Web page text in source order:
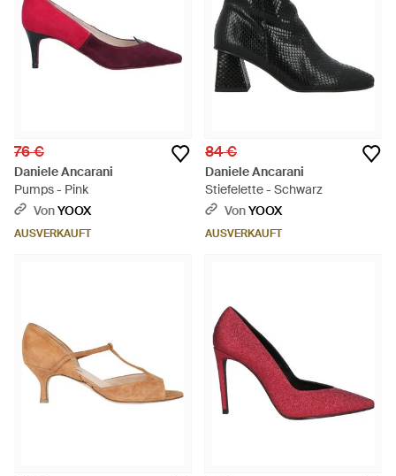
76 €
Daniele Ancarani
Pumps - Pink
VonYOOX
AUSVERKAUFT
84 €
Daniele Ancarani
Stiefelette - Schwarz
VonYOOX
AUSVERKAUFT